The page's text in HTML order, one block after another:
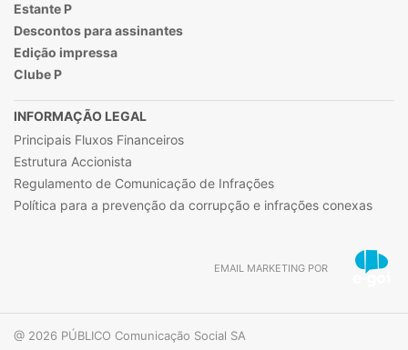
Estante P
Descontos para assinantes
Edição impressa
Clube P
INFORMAÇÃO LEGAL
Principais Fluxos Financeiros
Estrutura Accionista
Regulamento de Comunicação de Infrações
Política para a prevenção da corrupção e infrações conexas
EMAIL MARKETING POR
@ 2026 PÚBLICO Comunicação Social SA